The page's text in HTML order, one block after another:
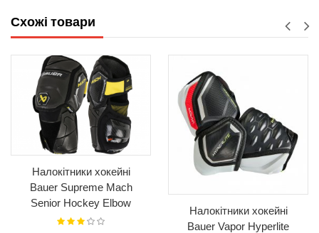
Схожі товари
Налокітники хокейні
Bauer Supreme Mach
Senior Hockey Elbow
Pads
Налокітники хокейні
Bauer Vapor Hyperlite